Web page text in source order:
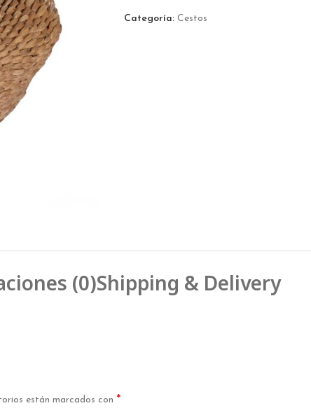
Categoría: Cestos
(0)Shipping & Delivery
están marcados con *